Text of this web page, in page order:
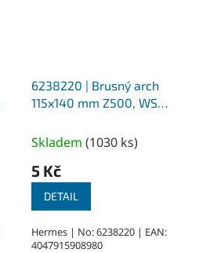
6238220 | Brusný arch
115x140 mm Z500, WS
Skladem (1030 ks)
5 Kč
DETAIL
Hermes | No: 6238220 | EAN:
4047915908980